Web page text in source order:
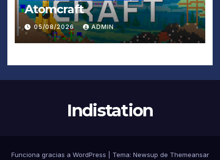
Atomcraft
05/08/2026 ADMIN
Indistation
Funciona gracias a WordPress Tema: Newsup de Themeansar